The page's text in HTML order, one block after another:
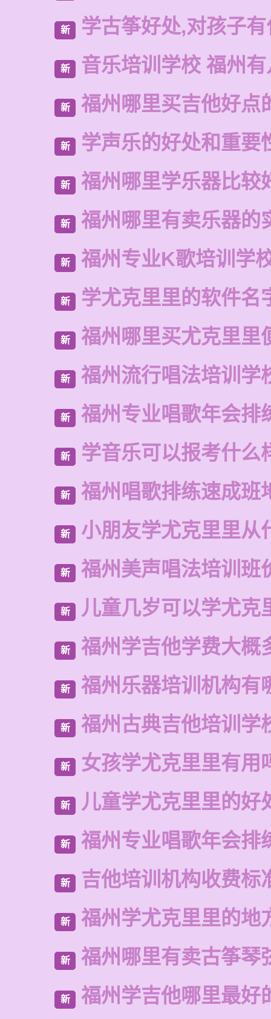
新 学古筝好处,对孩子
新 音乐培训学校 福州
新 福州哪里买吉他好点
新 学声乐的好处和重要
新 福州哪里学乐器比较
新 福州哪里有卖乐器的
新 福州专业K歌培训学
新 学尤克里里的软件名
新 福州哪里买尤克里里
新 福州流行唱法培训学
新 福州专业唱歌年会排
新 学音乐可以报考什么
新 福州唱歌排练速成班
新 小朋友学尤克里里从
新 福州美声唱法培训班
新 儿童几岁可以学尤克
新 福州学吉他学费大概
新 福州乐器培训机构有
新 福州古典吉他培训学
新 女孩学尤克里里有用
新 儿童学尤克里里的好
新 福州专业唱歌年会排
新 吉他培训机构收费标
新 福州学尤克里里的地
新 福州哪里有卖古筝琴
新 福州学吉他哪里最好